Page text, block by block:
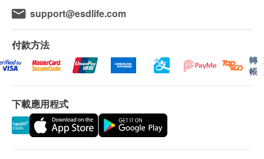
兩側各一條彈力側腰帶及隨意貼， 減少更換時間
達20% ，輕鬆更換與穩固貼合， 避免使用者的尷
尬窘態。
符合應用人體工學 減少身體壓力
設計符合人體工學，護理人員更快、更易、更輕鬆
地區，將額外收取$200
地區，再需視乎情況收取附加費。
賬單總額未滿HK$800
訂單確認後將於 4 個工作天內營康薈會聯絡安排發
貨。
訊號懸掛或黑色暴雨警告生效時，送貨服務時間將
會延遲。農曆初一、初二及初三均會休息(
送貨)，敬請留意。
support@esdlife.com
付款方法
轉
帳
下載應用程式